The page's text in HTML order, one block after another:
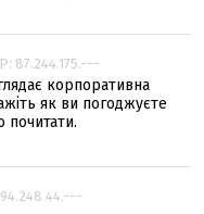
87.244.175.---
корпоративна
як ви погоджуєте
почитати.